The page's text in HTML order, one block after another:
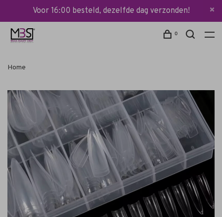
Voor 16:00 besteld, dezelfde dag verzonden!
0
Home